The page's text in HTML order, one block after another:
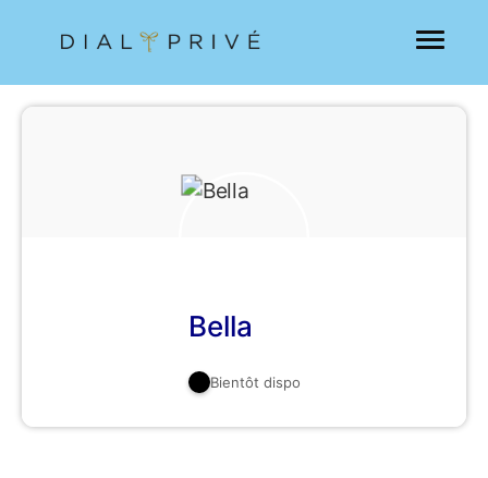
Bella
Bientôt dispo